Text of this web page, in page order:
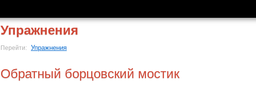
Упражнения
Перейти: Упражнения
Обратный борцовский мостик